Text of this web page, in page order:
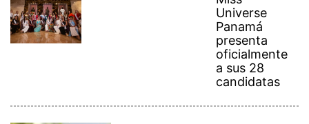
Universe
Panamá
presenta
oficialmente
a sus 28
candidatas